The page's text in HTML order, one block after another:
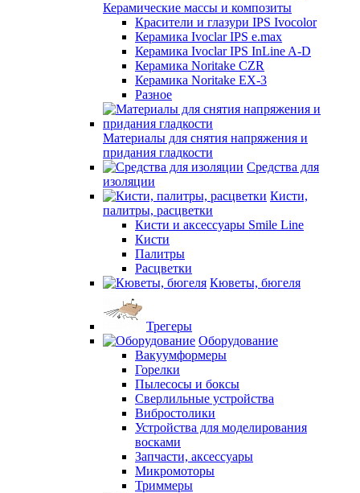
Керамические массы и композиты
Красители и глазури IPS Ivocolor
Керамика Ivoclar IPS e.max
Керамика Ivoclar IPS InLine A-D
Керамика Noritake CZR
Керамика Noritake EX-3
Разное
Материалы для снятия напряжения и
придания гладкости
Средства для
изоляции
Кисти,
палитры, расцветки
Кисти и аксессуары Smile Line
Кисти
Палитры
Расцветки
Кюветы, бюгеля
Трегеры
Оборудование
Вакуумформеры
Горелки
Пылесосы и боксы
Сверлильные устройства
Вибростолики
Устройства для моделирования
восками
Запчасти, аксессуары
Микромоторы
Триммеры